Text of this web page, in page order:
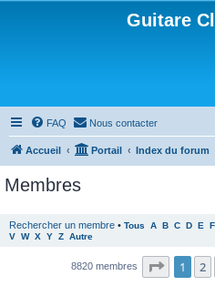
Guitare
FAQ Nous contacter
Accueil Portail Index du forum
Membres
Rechercher un membre • Tous A B C D E F
V W X Y Z Autre
8820 membres Page 1
1 2